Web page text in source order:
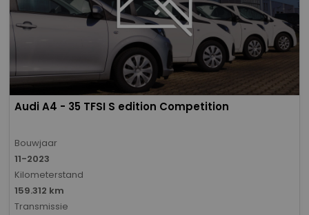
Audi A4 - 35 TFSI S edition Competition
Bouwjaar
11-2023
Kilometerstand
159.312 km
Transmissie